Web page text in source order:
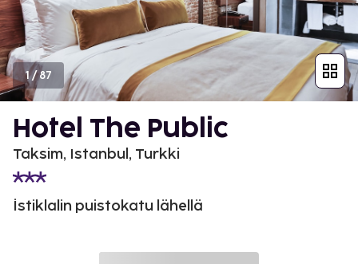
1/87
Hotel The Public
Taksim, Istanbul, Turkki
İstiklalin puistokatu lähellä